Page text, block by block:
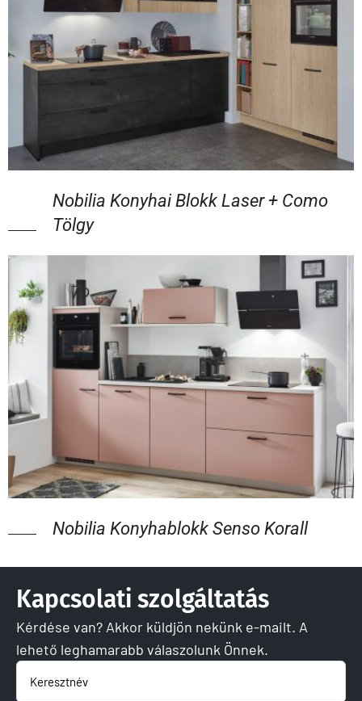
Nobilia Konyhai Blokk Laser + Como
Tölgy
Nobilia Konyhablokk Senso Korall
Kapcsolati szolgáltatás
Kérdése van? Akkor küldjön nekünk e-mailt. A
lehető leghamarabb válaszolunk Önnek.